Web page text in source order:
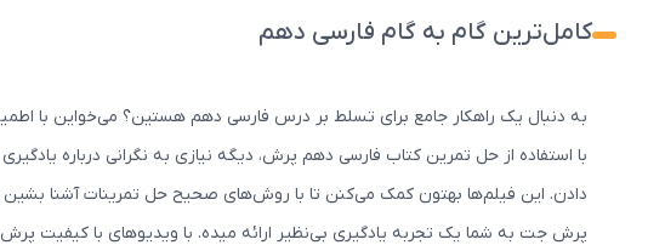
کامل‌ترین گام به گام فارسی دهم
به دنبال یک راهکار جامع برای تسلط بر درس فارسی دهم هستین؟ می‌خواین با
با استفاده از حل تمرین کتاب فارسی دهم پرش، دیگه نیازی به نگرانی درباره
دادن. این فیلم‌ها بهتون کمک می‌کنن تا با روش‌های صحیح حل تمرینات آشنا
پرش جت به شما یک تجربه یادگیری بی‌نظیر ارائه میده. با ویدیوهای با کیفیت